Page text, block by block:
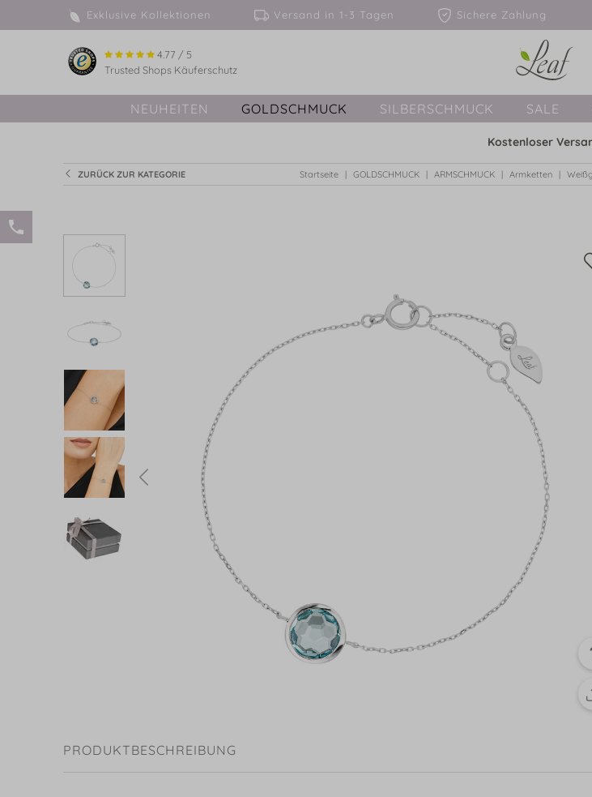
Exklusive Kollektionen Versand in 1-3 Tagen Sichere Zahlung
4.77 / 5
Trusted Shops Käuferschutz
NEUHEITEN GOLDSCHMUCK SILBERSCHMUCK SALE
Kostenloser
ZURÜCK ZUR KATEGORIE Startseite GOLDSCHMUCK ARMSCHMUCK Armketten
PRODUKTBESCHREIBUNG